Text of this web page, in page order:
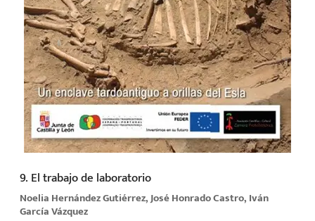
9. El trabajo de laboratorio
Noelia Hernández Gutiérrez, José Honrado Castro, Iván
García Vázquez